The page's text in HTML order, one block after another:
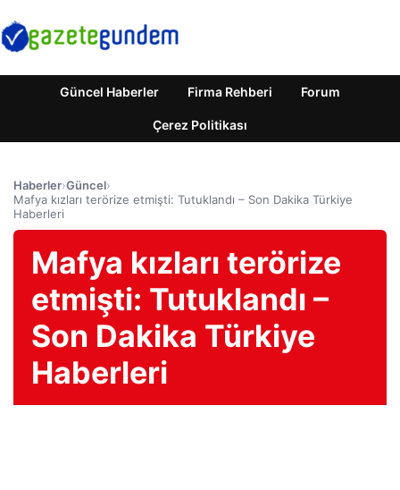
Güncel Haberler Firma Rehberi Forum
Çerez Politikası
Haberler›Güncel›
Mafya kızları terörize etmişti: Tutuklandı – Son Dakika Türkiye
Haberleri
Mafya kızları terörize
etmişti: Tutuklandı –
Son Dakika Türkiye
Haberleri